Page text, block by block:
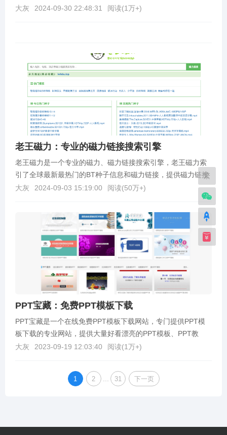
受垃圾邮件，机器人程序和钓鱼网站的攻击。什么是临时...
大灰 2024-09-30 22:48:31 阅读(1万+)
老王磁力：专业的磁力链接搜索引擎
老王磁力是一个专业的磁力、磁力链接搜索引擎，老王磁力索
引了全球最新最热门的BT种子信息和磁力链接，提供磁力链接
搜索、BT搜索、种子搜索等强大功能，试了一下，热门...
大灰 2024-09-03 15:19:00 阅读(50万+)
PPT宝藏：免费PPT模板下载
PPT宝藏是一个在线免费PPT模板下载网站，专门提供PPT模
板下载的专业网站，提供大量好看漂亮的PPT模板、PPT教
程、Powerpoint模板、幻灯片模板、P...
大灰 2023-09-19 12:03:40 阅读(1万+)
1 2 31 下一页
繁